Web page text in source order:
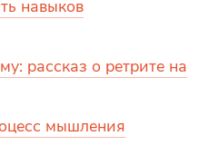
навыков
рассказ о ретрите на
мышления